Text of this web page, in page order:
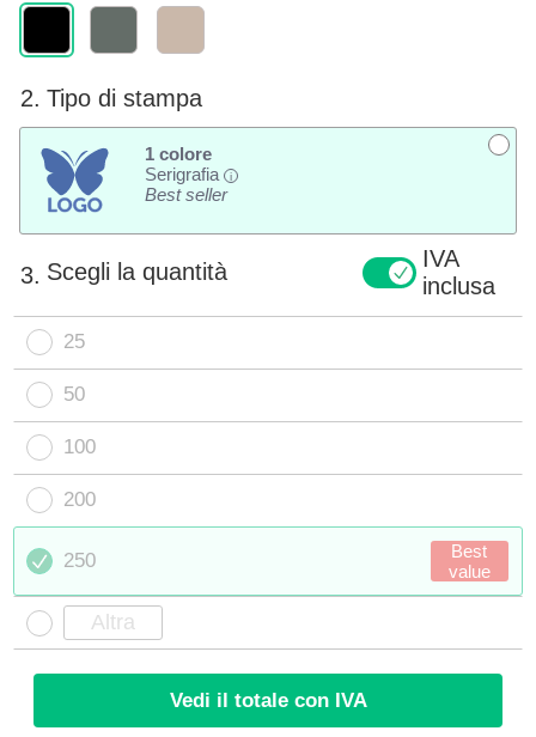
2. Tipo di stampa
1 colore
Serigrafia
i
Best seller
3. Scegli la quantità
IVA
inclusa
25
50
100
200
250
Best
value
Vedi il totale con IVA